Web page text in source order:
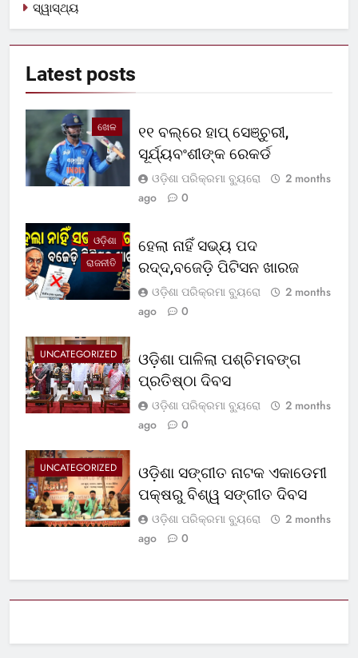
ସ୍ୱାସ୍ଥ୍ୟ
Latest posts
ଖେଳ
୧୧ ବଲ୍‌ରେ ହାପ୍ ସେଞ୍ଚୁରୀ,
ସୂର୍ଯ୍ୟବଂଶୀଙ୍କ ରେକର୍ଡ
ଓଡ଼ିଶା ପରିକ୍ରମା ବ୍ୟୁରୋ
2 months
ago
0
ଓଡ଼ିଶା
ରାଜନୀତି
ହେଲା ନାହିଁ ସଭ୍ୟ ପଦ
ରଦ୍ଦ,ବଜେଡ଼ି ପିଟିସନ ଖାରଜ
ଓଡ଼ିଶା ପରିକ୍ରମା ବ୍ୟୁରୋ
2 months
ago
0
UNCATEGORIZED
ଓଡ଼ିଶା ପାଳିଲା ପଶ୍ଚିମବଙ୍ଗ
ପ୍ରତିଷ୍ଠା ଦିବସ
ଓଡ଼ିଶା ପରିକ୍ରମା ବ୍ୟୁରୋ
2 months
ago
0
UNCATEGORIZED
ଓଡ଼ିଶା ସଙ୍ଗୀତ ନାଟକ ଏକାଡେମୀ
ପକ୍ଷରୁ ବିଶ୍ୱ ସଙ୍ଗୀତ ଦିବସ
ଓଡ଼ିଶା ପରିକ୍ରମା ବ୍ୟୁରୋ
2 months
ago
0